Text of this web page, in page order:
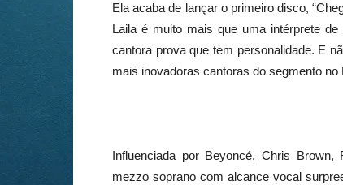
Ela acaba de lançar o primeiro disco,
Laila é muito mais que uma intérprete
cantora prova que tem personalidade. E
mais inovadoras cantoras do segmento no
Influenciada por Beyoncé, Chris
mezzo soprano com alcance vocal